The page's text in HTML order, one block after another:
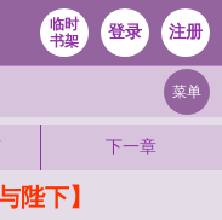
临时
书架
登录 注册
菜单
下一章
陛下】